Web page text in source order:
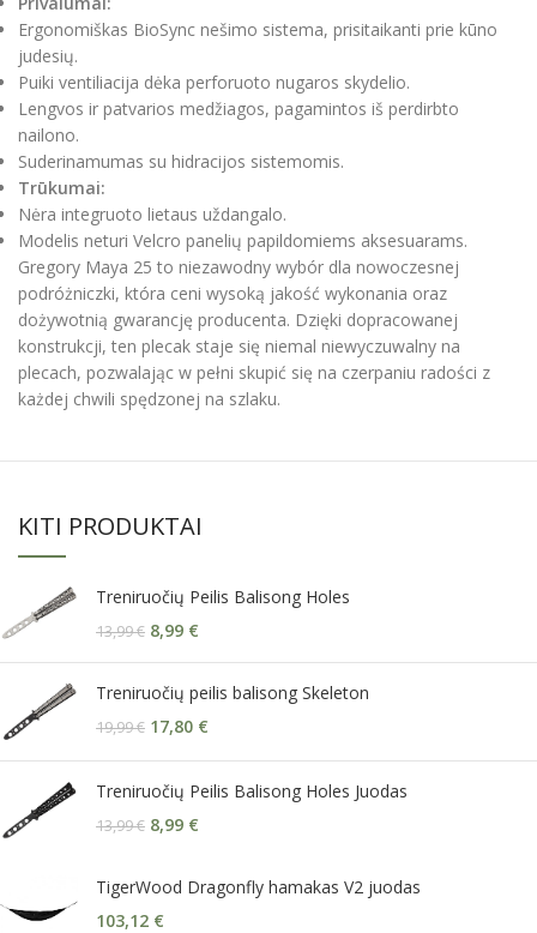
Ergonomiškas BioSync nešimo sistema, prisitaikanti prie kūno
judesių.
Puiki ventiliacija dėka perforuoto nugaros skydelio.
Lengvos ir patvarios medžiagos, pagamintos iš perdirbto
nailono.
Suderinamumas su hidracijos sistemomis.
Trūkumai:
Nėra integruoto lietaus uždangalo.
Modelis neturi Velcro panelių papildomiems aksesuarams.
Gregory Maya 25 to niezawodny wybór dla nowoczesnej
podróżniczki, która ceni wysoką jakość wykonania oraz
dożywotnią gwarancję producenta. Dzięki dopracowanej
konstrukcji, ten plecak staje się niemal niewyczuwalny na
plecach, pozwalając w pełni skupić się na czerpaniu radości z
każdej chwili spędzonej na szlaku.
KITI PRODUKTAI
Treniruočių Peilis Balisong Holes
13,99€ 8,99 €
Treniruočių peilis balisong Skeleton
19,99€ 17,80 €
Treniruočių Peilis Balisong Holes Juodas
13,99€ 8,99 €
TigerWood Dragonfly hamakas V2 juodas
103,12 €